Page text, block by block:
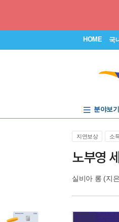
HOME 국
분야보기
지연보상 소
노부영
실비아 롱 (지